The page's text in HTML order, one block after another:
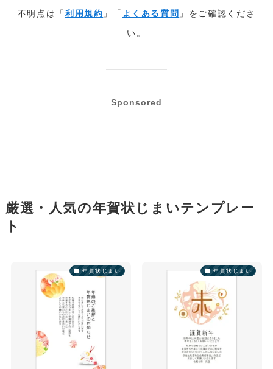
不明点は「 利用規約 」「 よくある質問 」をご確認くださ
い。
Sponsored
厳選・人気の年賀状じまいテンプレー
ト
年賀状じまい 年賀状じまい